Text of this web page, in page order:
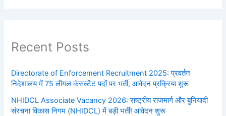
Recent Posts
Directorate of Enforcement Recruitment 2025: प्रवर्तन
निदेशालय में 75 लीगल कंसल्टेंट पदों पर भर्ती, आवेदन प्रक्रिया शुरू
NHIDCL Associate Vacancy 2026: राष्ट्रीय राजमार्ग और बुनियादी
संरचना विकास निगम (NHIDCL) में बड़ी भर्ती! आवेदन शुरू